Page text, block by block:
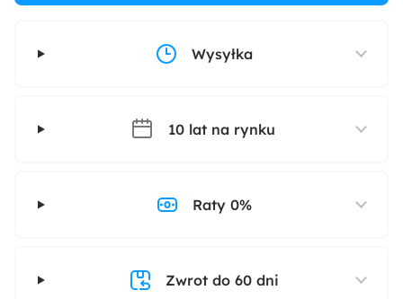
Wysyłka
10 lat na rynku
Raty 0%
Zwrot do 60 dni